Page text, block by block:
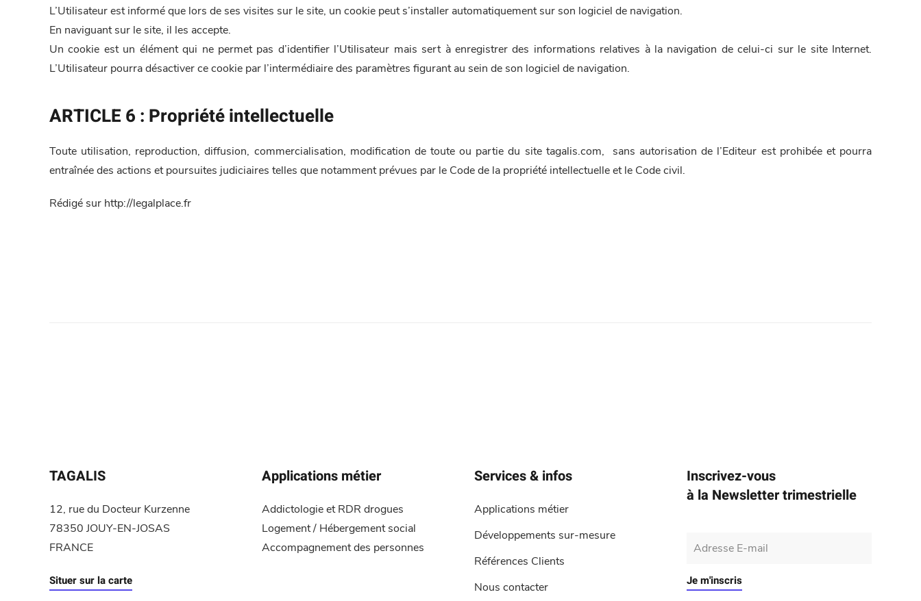
L’Utilisateur est informé que lors de ses visites sur le site, un cookie peut s’installer automatiquement sur son logiciel de navigation.
En naviguant sur le site, il les accepte.
Un cookie est un élément qui ne permet pas d’identifier l’Utilisateur mais sert à enregistrer des informations relatives à la navigation de celui-ci sur le site Internet.
L’Utilisateur pourra désactiver ce cookie par l’intermédiaire des paramètres figurant au sein de son logiciel de navigation.
ARTICLE 6 : Propriété intellectuelle
Toute utilisation, reproduction, diffusion, commercialisation, modification de toute ou partie du site tagalis.com, sans autorisation de l’Editeur est prohibée et pourra
entraînée des actions et poursuites judiciaires telles que notamment prévues par le Code de la propriété intellectuelle et le Code civil.
Rédigé sur http://legalplace.fr
TAGALIS
12, rue du Docteur Kurzenne
78350 JOUY-EN-JOSAS
FRANCE
Situer sur la carte
Applications métier
Addictologie et RDR drogues
Logement / Hébergement social
Accompagnement des personnes
Services & infos
Applications métier
Développements sur-mesure
Références Clients
Nous contacter
Inscrivez-vous
à la Newsletter trimestrielle
Je m'inscris